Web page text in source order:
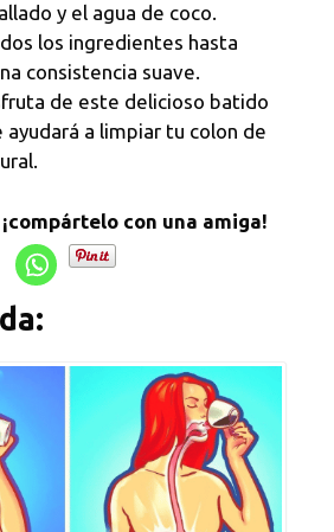
y el agua de coco.
los ingredientes hasta
consistencia suave.
de este delicioso batido
ayudará a limpiar tu colon de
¡compártelo con una amiga!